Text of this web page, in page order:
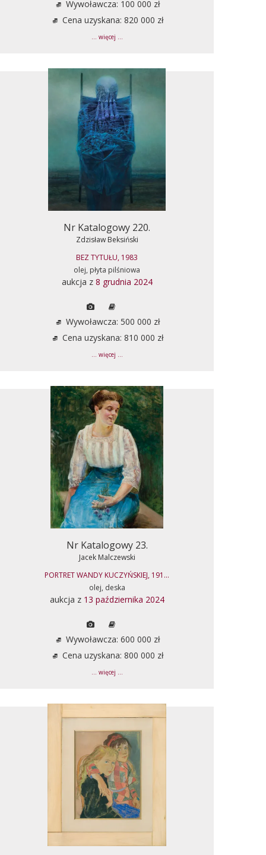
Wywoławcza: 100 000 zł
Cena uzyskana: 820 000 zł
... więcej ...
Nr Katalogowy 220.
Zdzisław Beksiński
BEZ TYTUŁU, 1983
olej, płyta pilśniowa
aukcja z 8 grudnia 2024
Wywoławcza: 500 000 zł
Cena uzyskana: 810 000 zł
... więcej ...
Nr Katalogowy 23.
Jacek Malczewski
PORTRET WANDY KUCZYŃSKIEJ, 191...
olej, deska
aukcja z 13 października 2024
Wywoławcza: 600 000 zł
Cena uzyskana: 800 000 zł
... więcej ...